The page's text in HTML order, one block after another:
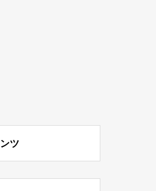
ツ